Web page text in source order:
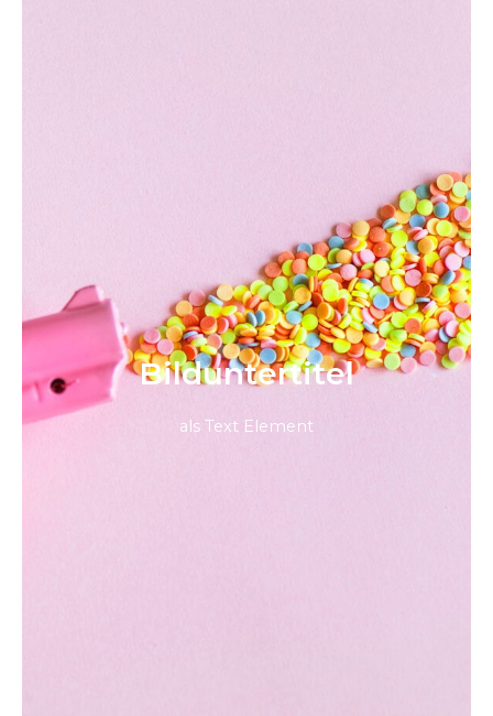
Bild­unter­titel
als Text Element